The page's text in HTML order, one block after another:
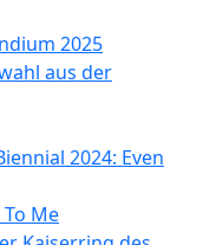
2025
aus der
2024: Even
Me